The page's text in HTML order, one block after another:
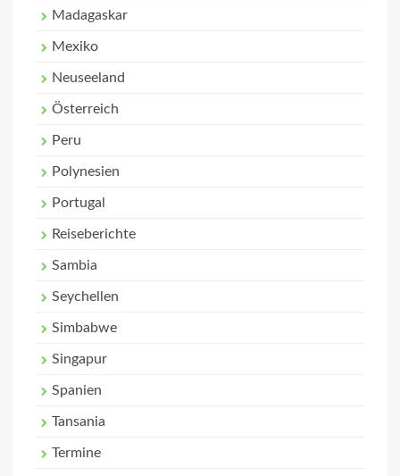
Madagaskar
Mexiko
Neuseeland
Österreich
Peru
Polynesien
Portugal
Reiseberichte
Sambia
Seychellen
Simbabwe
Singapur
Spanien
Tansania
Termine